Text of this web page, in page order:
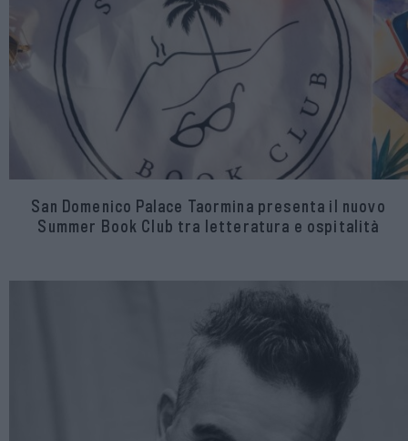
San Domenico Palace Taormina presenta il nuovo
Summer Book Club tra letteratura e ospitalità